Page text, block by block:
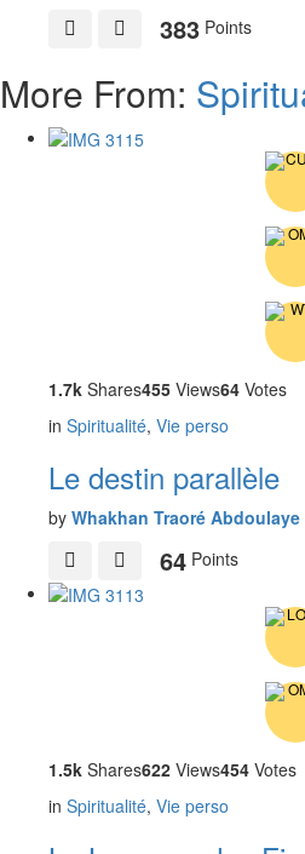
383 Points
More From:
1.7k Shares455 Views64 Votes
in Spiritualité, Vie perso
Le destin parallèle
by Whakhan Traoré Abdoulaye
64 Points
1.5k Shares622 Views454 Votes
in Spiritualité, Vie perso